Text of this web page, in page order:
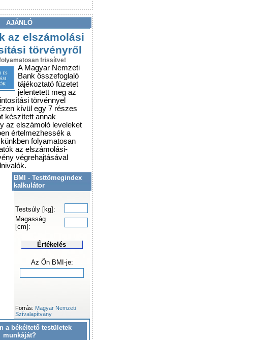
AJÁNLÓ
az elszámolási
törvényről
frissítve!
A Magyar Nemzeti
Bank összefoglaló
tájékoztató füzetet
jelentetett meg az
törvénnyel
kívül egy 7 részes
készített annak
az elszámoló leveleket
értelmezhessék a
folyamatosan
az elszámolási-
végrehajtásával
BMI - Testtömegindex
kalkulátor
Testsúly [kg]:
Magasság
[cm]:
Értékelés
Az Ön BMI-je:
Forrás: Magyar Nemzeti
Szívalapítvány
a békéltető testületek
munkáját?